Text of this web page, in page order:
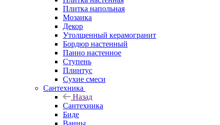
Плитка напольная
Мозаика
Декор
Утолщенный керамогранит
Бордюр настенный
Панно настенное
Ступень
Плинтус
Сухие смеси
Сантехника
Назад
Сантехника
Биде
Ванны